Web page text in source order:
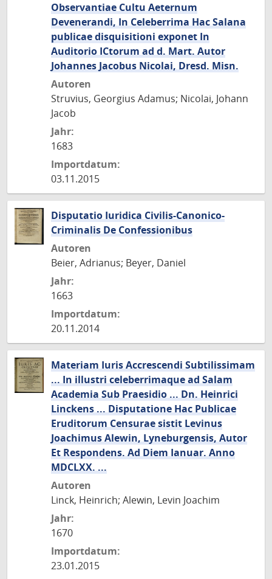
Observantiae Cultu Aeternum
Devenerandi, In Celeberrima Hac Salana
publicae disquisitioni exponet In
Auditorio ICtorum ad d. Mart. Autor
Johannes Jacobus Nicolai, Dresd. Misn.
Autoren
Struvius, Georgius Adamus; Nicolai, Johann
Jacob
Jahr:
1683
Importdatum:
03.11.2015
Disputatio Iuridica Civilis-Canonico-
Criminalis De Confessionibus
Autoren
Beier, Adrianus; Beyer, Daniel
Jahr:
1663
Importdatum:
20.11.2014
Materiam Iuris Accrescendi Subtilissimam
... In illustri celeberrimaque ad Salam
Academia Sub Praesidio ... Dn. Heinrici
Linckens ... Disputatione Hac Publicae
Eruditorum Censurae sistit Levinus
Joachimus Alewin, Lyneburgensis, Autor
Et Respondens. Ad Diem Ianuar. Anno
MDCLXX. ...
Autoren
Linck, Heinrich; Alewin, Levin Joachim
Jahr:
1670
Importdatum:
23.01.2015